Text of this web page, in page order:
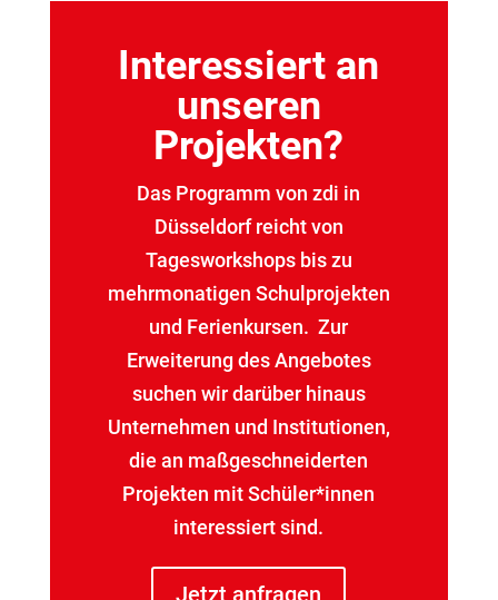
Interessiert an
unseren
Projekten?
Das Programm von zdi in
Düsseldorf reicht von
Tagesworkshops bis zu
mehrmonatigen Schulprojekten
und Ferienkursen. Zur
Erweiterung des Angebotes
suchen wir darüber hinaus
Unternehmen und Institutionen,
die an maßgeschneiderten
Projekten mit Schüler*innen
interessiert sind.
Jetzt anfragen